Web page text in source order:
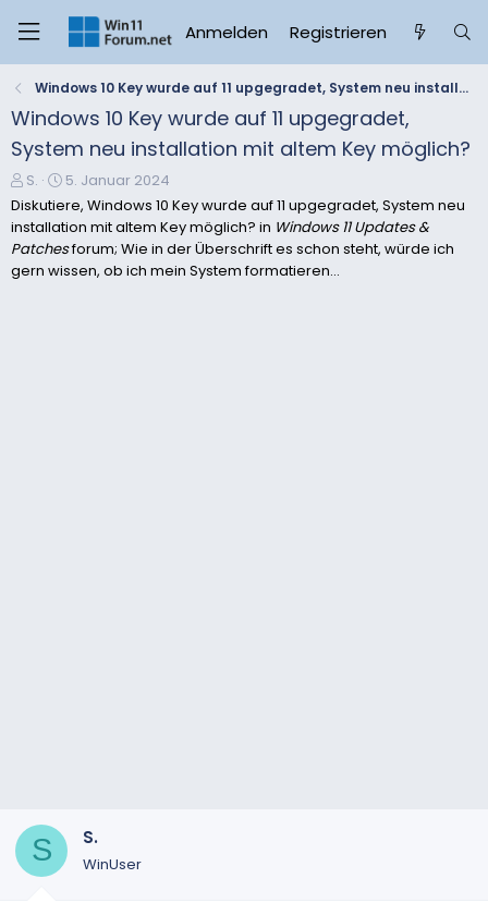
Anmelden Registrieren
Windows 10 Key wurde auf 11 upgegradet, System neu installation mit altem Key möglich?
Windows 10 Key wurde auf 11 upgegradet,
System neu installation mit altem Key möglich?
E
r
s
t
e
S.
E
r
s
t
e
5. Januar 2024
Diskutiere, Windows 10 Key wurde auf 11 upgegradet, System neu
installation mit altem Key möglich? in Windows 11 Updates &
Patchesforum; Wie in der Überschrift es schon steht, würde ich
gern wissen, ob ich mein System formatieren...
S S.
WinUser